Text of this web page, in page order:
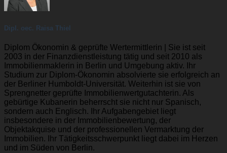
Dipl. oec. Raisa Thiel
Diplom Ökonomin & geprüfte Wertermittlerin | Sie ist seit
2003 in der Finanzdienstleistung tätig und seit 2010 als
Immobilienmaklerin in Berlin und Umgebung aktiv. Ihr
Studium zur Diplom-Ökonomin absolvierte sie erfolgreich an
der Berliner Humboldt-Universität. Weiterhin ist sie von
Sprengnetter geprüfte Immobilienwertgutachterin. Als
gebürtige Kubanerin beherrscht sie nicht nur Spanisch,
sondern auch Englisch. Ihr Aufgabengebiet liegt
insbesondere in der Immobilienbewertung, der
Objektakquise und der professionellen Vermarktung der
Immobilien. Ihr Tätigkeitsschwerpunkt liegt dabei im Herzen
und im Süden von Berlin.